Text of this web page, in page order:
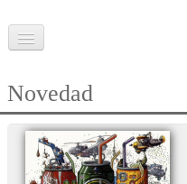
Bretaña en colores
Cabo sobre las orillas
El mundo marino
Novedad